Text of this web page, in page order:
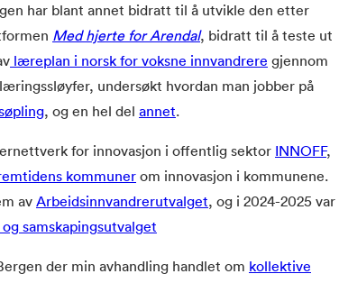
har blant annet bidratt til å utvikle den etter
Med hjerte for Arendal, bidratt til å teste ut
læreplan i norsk for voksne innvandrere gjennom
undersøkt hvordan man jobber på
, og en hel del annet.
for innovasjon i offentlig sektor INNOFF,
kommunerom innovasjon i kommunene.
av Arbeidsinnvandrerutvalget, og i 2024-2025 var
samskapingsutvalget
der min avhandling handlet om kollektive